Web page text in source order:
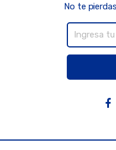
No te